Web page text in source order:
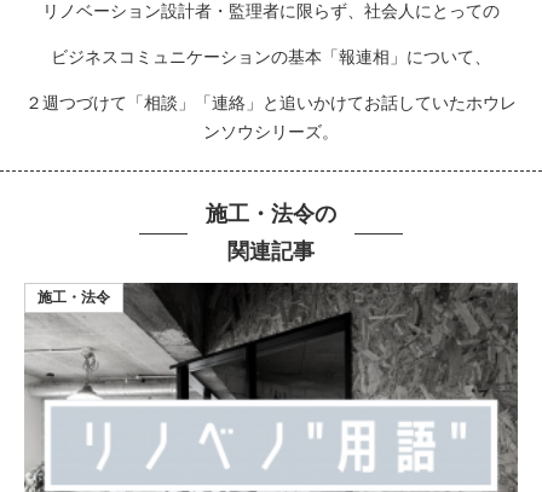
リノベーション設計者・監理者に限らず、社会人にとっての
ビジネスコミュニケーションの基本「報連相」について、
２週つづけて「相談」「連絡」と追いかけてお話していたホウレ
ンソウシリーズ。
施工・法令の
関連記事
施工・法令